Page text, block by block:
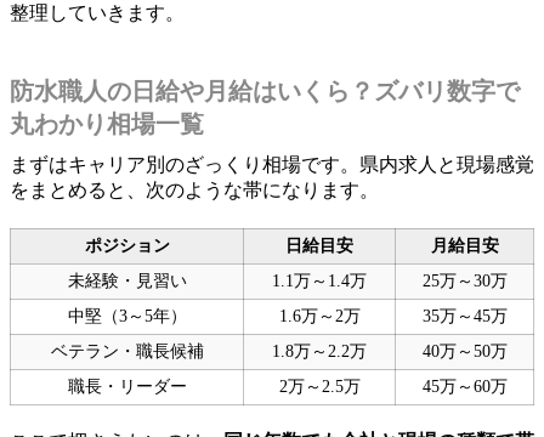
整理していきます。
防水職人の日給や月給はいくら？ズバリ数字で
丸わかり相場一覧
まずはキャリア別のざっくり相場です。県内求人と現場感覚
をまとめると、次のような帯になります。
ポジション 日給目安
月給目安
未経験・見習い
1.1万～1.4万
25万～30万
中堅（3～5年）
1.6万～2万
35万～45万
ベテラン・職長候補
1.8万～2.2万
40万～50万
職長・リーダー
2万～2.5万 45万～60万